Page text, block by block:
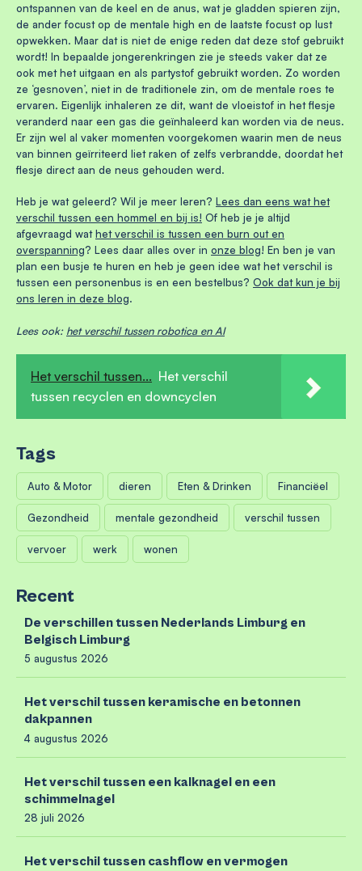
ontspannen van de keel en de anus, wat je gladden spieren zijn,
de ander focust op de mentale high en de laatste focust op lust
opwekken. Maar dat is niet de enige reden dat deze stof gebruikt
wordt! In bepaalde jongerenkringen zie je steeds vaker dat ze
ook met het uitgaan en als partystof gebruikt worden. Zo worden
ze ‘gesnoven’, niet in de traditionele zin, om de mentale roes te
ervaren. Eigenlijk inhaleren ze dit, want de vloeistof in het flesje
veranderd naar een gas die geïnhaleerd kan worden via de neus.
Er zijn wel al vaker momenten voorgekomen waarin men de neus
van binnen geïrriteerd liet raken of zelfs verbrandde, doordat het
flesje direct aan de neus gehouden werd.
Heb je wat geleerd? Wil je meer leren? Lees dan eens wat het
verschil tussen een hommel en bij is! Of heb je je altijd
afgevraagd wathet verschil is tussen een burn out en
overspanning? Lees daar alles over in onze blog! En ben je van
plan een busje te huren en heb je geen idee wat het verschil is
tussen een personenbus is en een bestelbus? Ook dat kun je bij
ons leren in deze blog.
Lees ook: het verschil tussen robotica en AI
Het verschil tussen... Het verschil
tussen recyclen en downcyclen
Tags
Auto & Motor dieren Eten & Drinken Financiëel
Gezondheid mentale gezondheid verschil tussen
vervoer werk wonen
Recent
De verschillen tussen Nederlands Limburg en
Belgisch Limburg
5 augustus 2026
Het verschil tussen keramische en betonnen
dakpannen
4 augustus 2026
Het verschil tussen een kalknagel en een
schimmelnagel
28 juli 2026
Het verschil tussen cashflow en vermogen